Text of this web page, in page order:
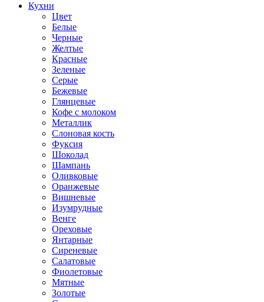
Кухни
Цвет
Белые
Черные
Желтые
Красные
Зеленые
Серые
Бежевые
Глянцевые
Кофе с молоком
Металлик
Слоновая кость
Фуксия
Шоколад
Шампань
Оливковые
Оранжевые
Вишневые
Изумрудные
Венге
Ореховые
Янтарные
Сиреневые
Салатовые
Фиолетовые
Мятные
Золотые